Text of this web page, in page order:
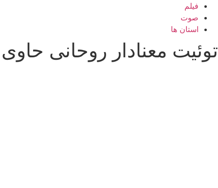
فیلم
صوت
استان ها
توئیت معنادار روحانی